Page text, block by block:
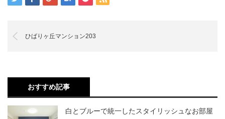
ひばりヶ丘マンション203
おすすめ記事
白とブルーで統一したスタイリッシュなお部屋